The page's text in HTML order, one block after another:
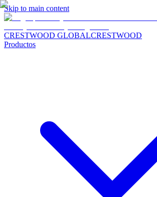
Skip to main content
CRESTWOOD GLOBALCRESTWOOD
Productos